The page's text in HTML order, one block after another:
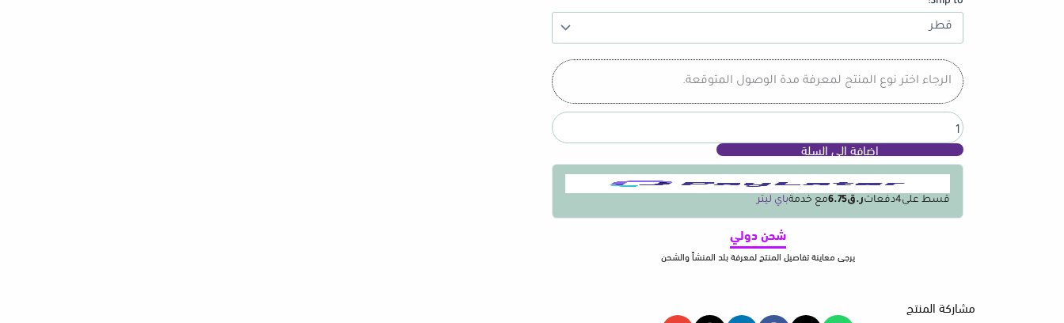
⁦27 ر.ق⁩
خلال
⁦37 ر.ق⁩
الرجاء اختر نوع المنتج لمعرفة مدة الوصول المتوقعة.
Organizer
Adjustable
Cord
Holder
Under
Desk
Cable
Wire
Keeper
إضافة إلى السلة
قسط على4دفعاتر.ق6.75 مع خدمةباي ليتر
شحن دولي
يرجى معاينة تفاصيل المنتج لمعرفة بلد المنشأ والشحن
مشاركة المنتج